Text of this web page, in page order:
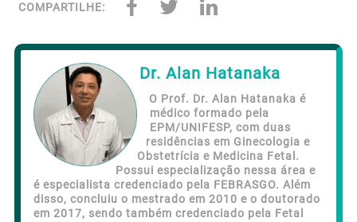
COMPARTILHE:
Dr. Alan Hatanaka
O Prof. Dr. Alan Hatanaka é
médico formado pela
EPM/UNIFESP, com duas
residências em Ginecologia e
Obstetrícia e Medicina Fetal.
Possui especialização nessa área e
é especialista credenciado pela FEBRASGO. Além
disso, concluiu o mestrado em 2010 e o doutorado
em 2017, sendo também credenciado pela Fetal